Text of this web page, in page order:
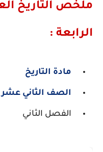
ملخص التاريخ
الرابعة :
مادة التاريخ
الصف الثاني عشر
الفصل الثاني